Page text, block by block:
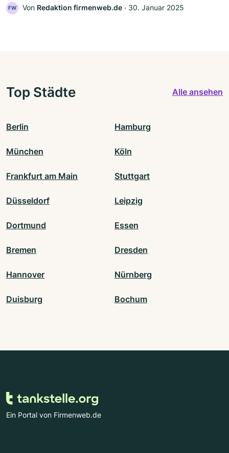
FW Von Redaktion firmenweb.de ‧ 30. Januar 2025
Top Städte Alle ansehen
Berlin Hamburg
München Köln
Frankfurt am Main Stuttgart
Düsseldorf Leipzig
Dortmund Essen
Bremen Dresden
Hannover Nürnberg
Duisburg Bochum
Ein Portal von Firmenweb.de